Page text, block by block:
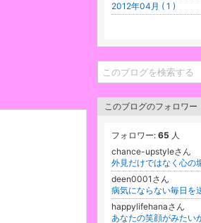
2012年04月 ( 1 )
このブログのフォロワー
フォロワー: 65 人
chance-upstyleさん
deen0001さん
病気にならない毎日
happylifehanaさん